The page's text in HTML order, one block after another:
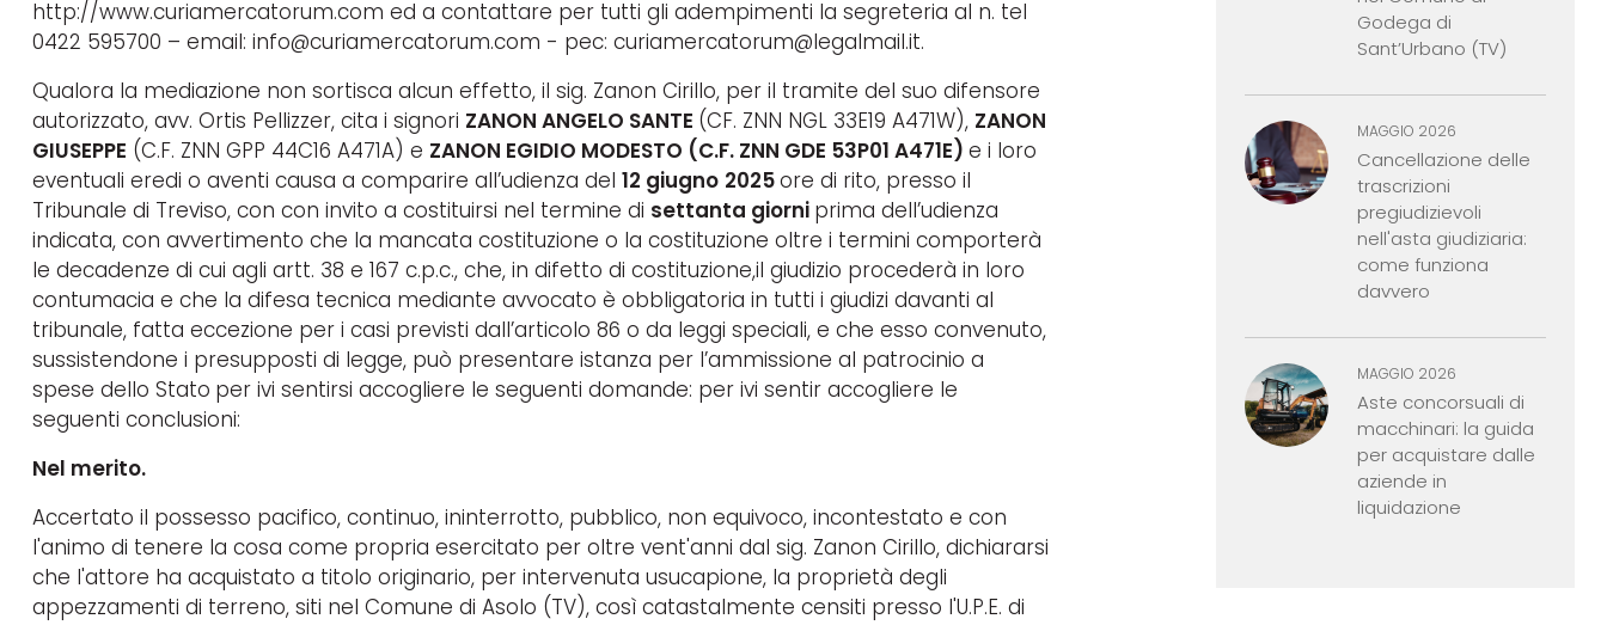
http://www.curiamercatorum.com ed a contattare per tutti gli adempimenti la segreteria al n. tel
0422 595700 – email: info@curiamercatorum.com - pec: curiamercatorum@legalmail.it.
Qualora la mediazione non sortisca alcun effetto, il sig. Zanon Cirillo, per il tramite del suo difensore
autorizzato, avv. Ortis Pellizzer, cita i signori ZANON ANGELO SANTE (CF. ZNN NGL 33E19 A471W), ZANON
GIUSEPPE (C.F. ZNN GPP 44C16 A471A) e ZANON EGIDIO MODESTO (C.F. ZNN GDE 53P01 A471E) e i loro
eventuali eredi o aventi causa a comparire all’udienza del 12 giugno 2025ore di rito, presso il
Tribunale di Treviso, con con invito a costituirsi nel termine di settanta giorni prima dell’udienza
indicata, con avvertimento che la mancata costituzione o la costituzione oltre i termini comporterà
le decadenze di cui agli artt. 38 e 167 c.p.c., che, in difetto di costituzione,il giudizio procederà in loro
contumacia e che la difesa tecnica mediante avvocato è obbligatoria in tutti i giudizi davanti al
tribunale, fatta eccezione per i casi previsti dall’articolo 86 o da leggi speciali, e che esso convenuto,
sussistendone i presupposti di legge, può presentare istanza per l’ammissione al patrocinio a
spese dello Stato per ivi sentirsi accogliere le seguenti domande: per ivi sentir accogliere le
seguenti conclusioni:
Nel merito.
Accertato il possesso pacifico, continuo, ininterrotto, pubblico, non equivoco, incontestato e con
l'animo di tenere la cosa come propria esercitato per oltre vent'anni dal sig. Zanon Cirillo, dichiararsi
che l'attore ha acquistato a titolo originario, per intervenuta usucapione, la proprietà degli
appezzamenti di terreno, siti nel Comune di Asolo (TV), così catastalmente censiti presso l'U.P.E. di
Godega di
Sant’Urbano (TV)
MAGGIO 2026
Cancellazione delle
trascrizioni
pregiudizievoli
nell'asta giudiziaria:
come funziona
davvero
MAGGIO 2026
Aste concorsuali di
macchinari: la guida
per acquistare dalle
aziende in
liquidazione